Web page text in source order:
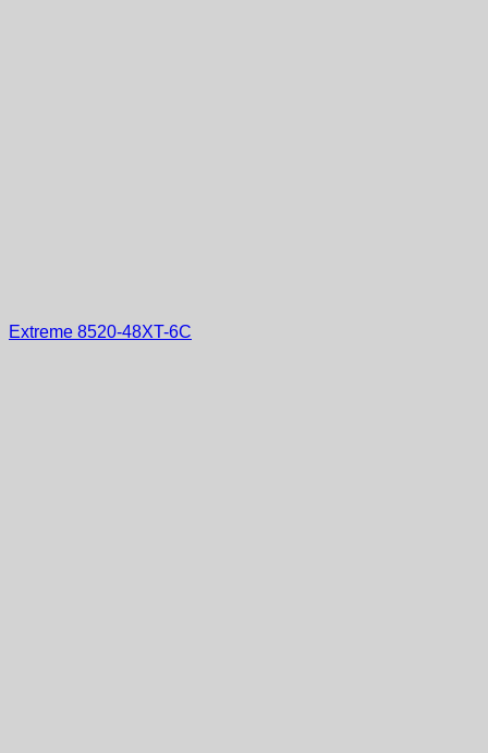
Extreme 8520-48XT-6C